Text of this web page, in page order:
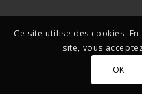
Ce site utilise des cookies.
site, vous
OK